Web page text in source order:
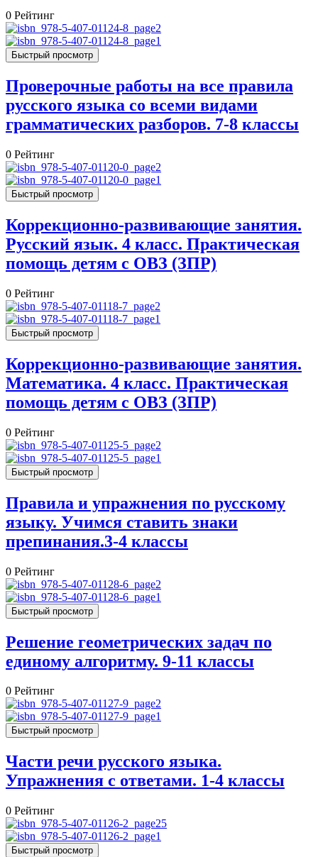
0 Рейтинг
Быстрый просмотр
Проверочные работы на все правила
русского языка со всеми видами
грамматических разборов. 7-8 классы
0 Рейтинг
Быстрый просмотр
Коррекционно-развивающие занятия.
Русский язык. 4 класс. Практическая
помощь детям с ОВЗ (ЗПР)
0 Рейтинг
Быстрый просмотр
Коррекционно-развивающие занятия.
Математика. 4 класс. Практическая
помощь детям с ОВЗ (ЗПР)
0 Рейтинг
Быстрый просмотр
Правила и упражнения по русскому
языку. Учимся ставить знаки
препинания.3-4 классы
0 Рейтинг
Быстрый просмотр
Решение геометрических задач по
единому алгоритму. 9-11 классы
0 Рейтинг
Быстрый просмотр
Части речи русского языка.
Упражнения с ответами. 1-4 классы
0 Рейтинг
Быстрый просмотр